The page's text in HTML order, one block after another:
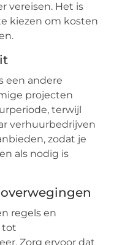
vereisen. Het is
kiezen om kosten
een andere
projecten
terwijl
verhuurbedrijven
zodat je
als nodig is
regels en
tot
Zorg ervoor dat